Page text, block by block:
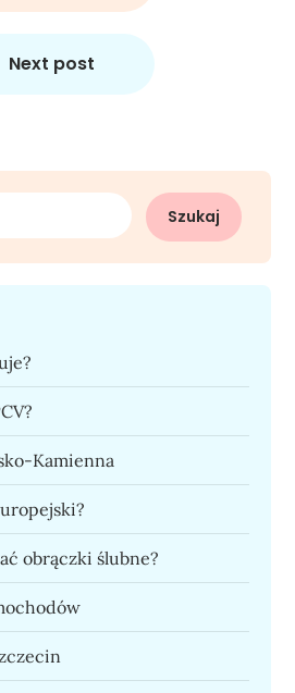
Next post
Kamienna
obrączki ślubne?